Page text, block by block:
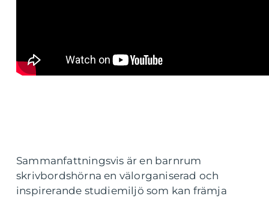
Sammanfattningsvis är en barnrum
skrivbordshörna en välorganiserad och
inspirerande studiemiljö som kan främja